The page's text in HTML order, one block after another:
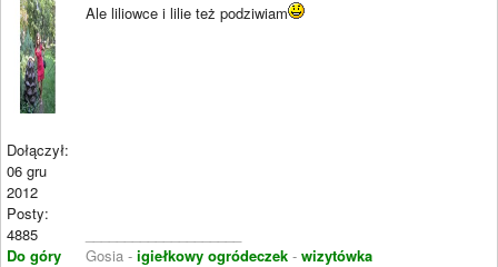
Dołączył:
06 gru
2012
Posty:
4885
Do góry
Ale liliowce i lilie też podziwiam
Gosia - igiełkowy ogródeczek - wizytówka